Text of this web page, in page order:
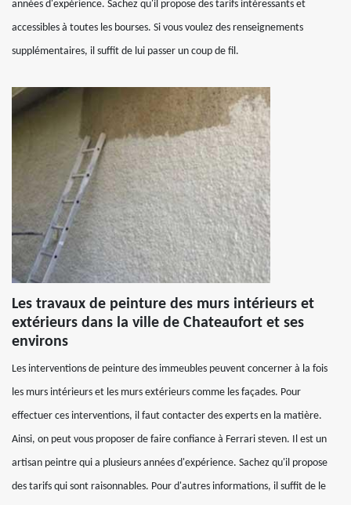
années d'expérience. Sachez qu'il propose des tarifs intéressants et
accessibles à toutes les bourses. Si vous voulez des renseignements
supplémentaires, il suffit de lui passer un coup de fil.
Les travaux de peinture des murs intérieurs et
extérieurs dans la ville de Chateaufort et ses
environs
Les interventions de peinture des immeubles peuvent concerner à la fois
les murs intérieurs et les murs extérieurs comme les façades. Pour
effectuer ces interventions, il faut contacter des experts en la matière.
Ainsi, on peut vous proposer de faire confiance à Ferrari steven. Il est un
artisan peintre qui a plusieurs années d'expérience. Sachez qu'il propose
des tarifs qui sont raisonnables. Pour d'autres informations, il suffit de le